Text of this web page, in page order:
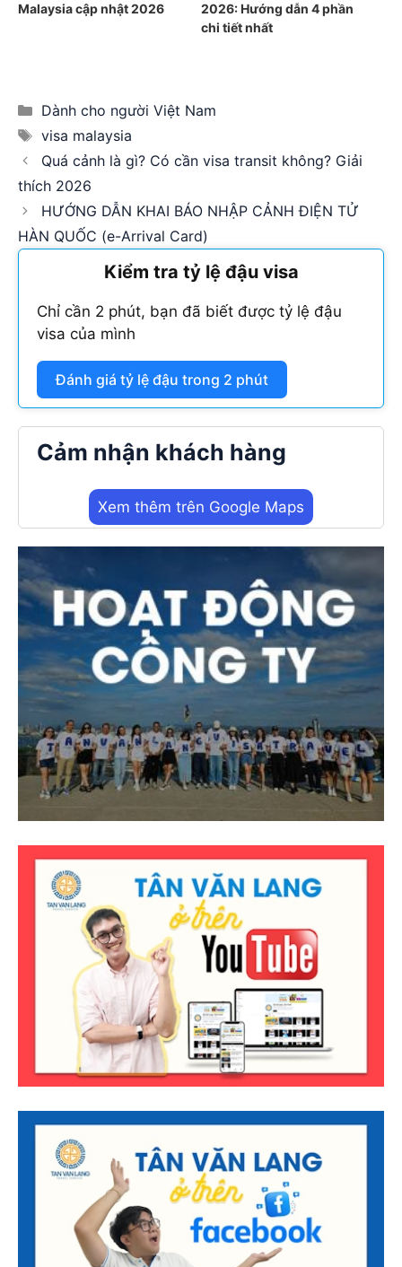
Malaysia cập nhật 2026
2026: Hướng dẫn 4 phần
chi tiết nhất
Categories
Dành cho người Việt Nam
Tags
visa malaysia
Quá cảnh là gì? Có cần visa transit không? Giải
thích 2026
HƯỚNG DẪN KHAI BÁO NHẬP CẢNH ĐIỆN TỬ
HÀN QUỐC (e-Arrival Card)
Kiểm tra tỷ lệ đậu visa
Chỉ cần 2 phút, bạn đã biết được tỷ lệ đậu
visa của mình
Đánh giá tỷ lệ đậu trong 2 phút
Cảm nhận khách hàng
Xem thêm trên Google Maps